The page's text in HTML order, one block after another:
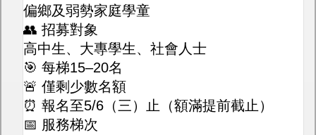
偏鄉及弱勢家庭學童
👥 招募對象
高中生、大專學生、社會人士
🎯 每梯15–20名
🚨 僅剩少數名額
⏰ 報名至5/6（三）止（額滿提前截止）
📅 服務梯次